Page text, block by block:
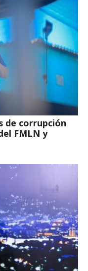
de corrupción
FMLN y